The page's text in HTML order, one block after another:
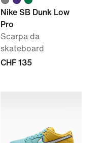
Nike SB Dunk Low
Pro
Scarpa da
skateboard
CHF 135